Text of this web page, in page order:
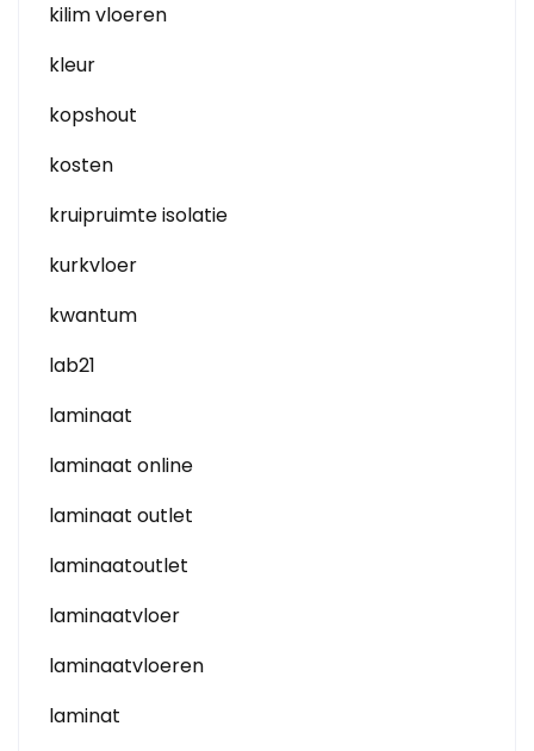
kilim vloeren
kleur
kopshout
kosten
kruipruimte isolatie
kurkvloer
kwantum
lab21
laminaat
laminaat online
laminaat outlet
laminaatoutlet
laminaatvloer
laminaatvloeren
laminat